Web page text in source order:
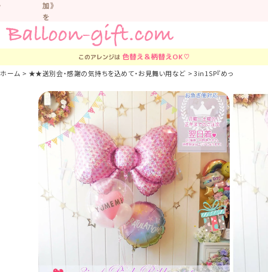
加》
を
お
す
す
し
い
ま
す。
車
中
な
か
な
このアレンジは 色替え＆柄替えOK♡
ホーム ★★送別会・感謝の気持ちを込めて・お見舞い用など 3in1SP『めっちゃ大き